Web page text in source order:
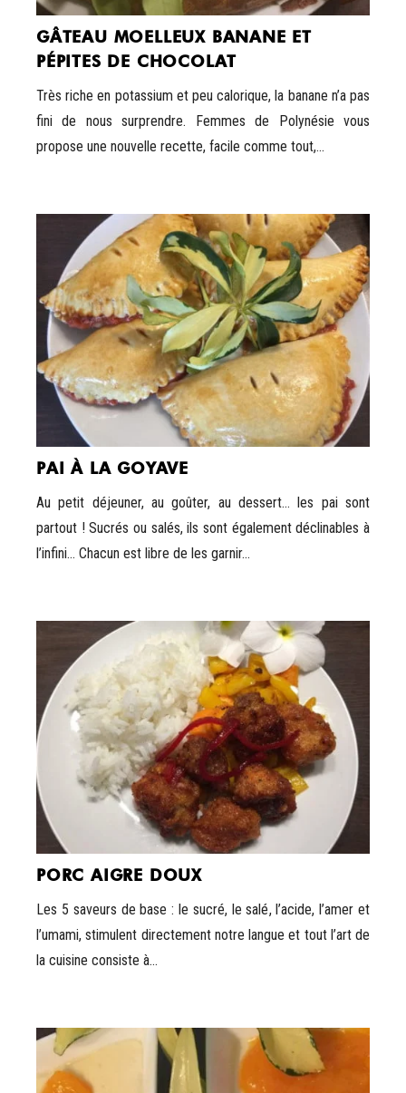
GÂTEAU MOELLEUX BANANE ET
PÉPITES DE CHOCOLAT
Très riche en potassium et peu calorique, la banane n’a pas
fini de nous surprendre. Femmes de Polynésie vous
propose une nouvelle recette, facile comme tout,...
PAI À LA GOYAVE
Au petit déjeuner, au goûter, au dessert… les pai sont
partout ! Sucrés ou salés, ils sont également déclinables à
l’infini… Chacun est libre de les garnir...
PORC AIGRE DOUX
Les 5 saveurs de base : le sucré, le salé, l’acide, l’amer et
l’umami, stimulent directement notre langue et tout l’art de
la cuisine consiste à...